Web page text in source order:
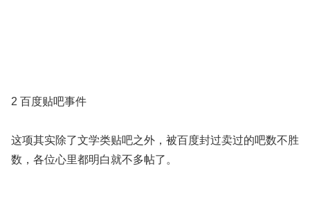
2 百度贴吧事件
这项其实除了文学类贴吧之外，被百度封过卖过的吧数不胜
数，各位心里都明白就不多帖了。